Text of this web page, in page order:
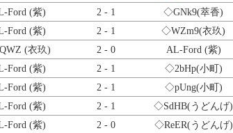
Ford (紫) 2 - 1 ◇GNk9(萃香)
Ford (紫) 2 - 1 ◇WZm9(衣玖)
(衣玖) 2 - 0 AL-Ford (紫)
Ford (紫) 2 - 1 ◇2bHp(小町)
Ford (紫) 2 - 1 ◇pUng(小町)
Ford (紫) 2 - 1 ◇SdHB(うどんげ)
Ford (紫) 2 - 0 ◇ReER(うどんげ)